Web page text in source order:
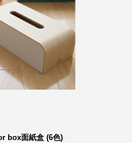
box面紙盒 (6色)